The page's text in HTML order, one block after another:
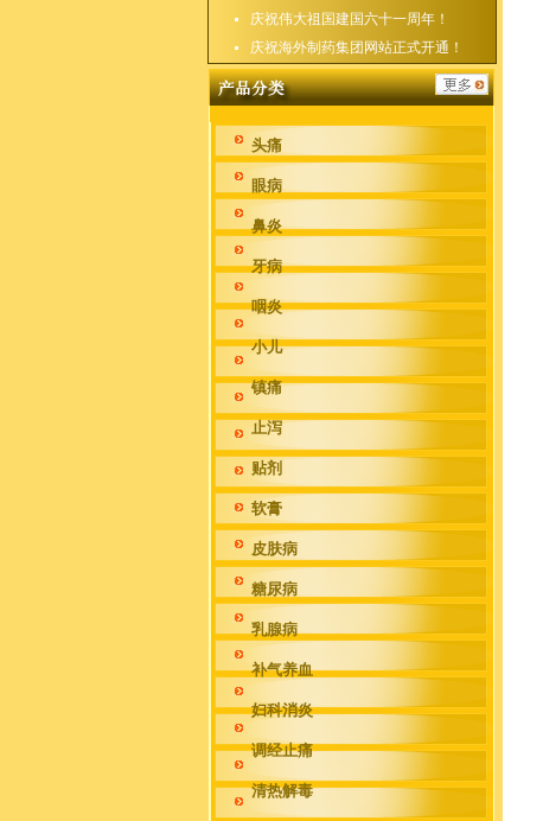
庆祝伟大祖国建国六十一周年！
庆祝海外制药集团网站正式开通！
头痛
眼病
鼻炎
牙病
咽炎
小儿
镇痛
止泻
贴剂
软膏
皮肤病
糖尿病
乳腺病
补气养血
妇科消炎
调经止痛
清热解毒